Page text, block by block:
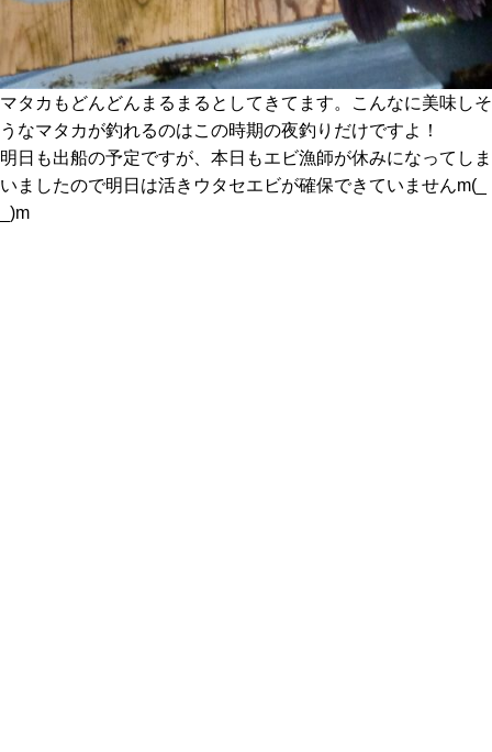
マタカもどんどんまるまるとしてきてます。こんなに美味しそ
うなマタカが釣れるのはこの時期の夜釣りだけですよ！
明日も出船の予定ですが、本日もエビ漁師が休みになってしま
いましたので明日は活きウタセエビが確保できていませんm(_
_)m